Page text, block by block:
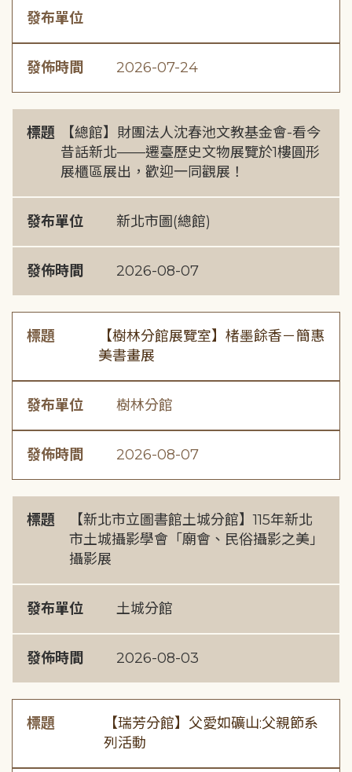
發布單位
發佈時間 2026-07-24
標題
【總館】財團法人沈春池文教基金會-看今
昔話新北——遷臺歷史文物展覽於1樓圓形
展櫃區展出，歡迎一同觀展！
發布單位 新北市圖(總館)
發佈時間 2026-08-07
標題
【樹林分館展覽室】楮墨餘香－簡惠
美書畫展
發布單位 樹林分館
發佈時間 2026-08-07
標題
【新北市立圖書館土城分館】115年新北
市土城攝影學會「廟會、民俗攝影之美」
攝影展
發布單位 土城分館
發佈時間 2026-08-03
標題
【瑞芳分館】父愛如礦山:父親節系
列活動